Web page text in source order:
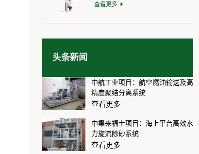
查看更多
头条新闻
中航工业项目：航空燃油输送及高
精度聚结分离系统
查看更多
中集来福士项目：海上平台高效水
力旋流除砂系统
查看更多